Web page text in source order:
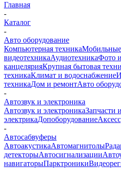
Главная
-
Каталог
-
Авто оборудование
Компьютерная техникаМобильные
видеотехникаАудиотехникаФото
канцелярияКрупная бытовая
техникаКлимат и водоснабжение
техникаДом и ремонтАвто
-
Автозвук и электроника
Автозвук и электроникаЗапчасти и
электрикаДопоборудование
-
Автосабвуферы
АвтоакустикаАвтомагнитолы
детекторыАвтосигнализации
навигаторыПарктроники